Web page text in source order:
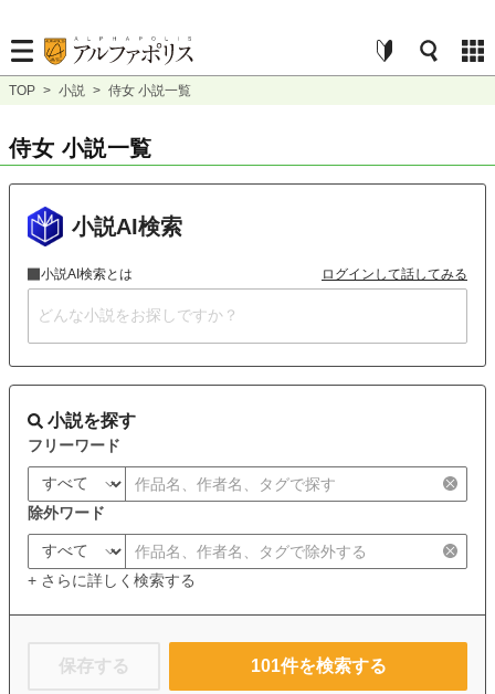
TOP > 小説 > 侍女 小説一覧
侍女 小説一覧
小説AI検索
小説AI検索とは ログインして話してみる
小説を探す
フリーワード
除外ワード
+ さらに詳しく検索する
保存する 101件を検索する